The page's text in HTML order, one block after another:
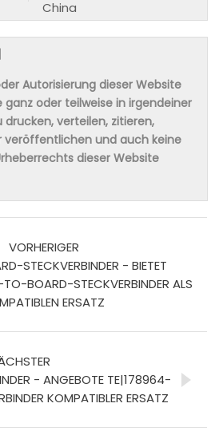
China
Autorisierung dieser Website
oder teilweise in irgendeiner
verteilen, zitieren,
veröffentlichen und auch keine
dieser Website
VORHERIGER
STECKVERBINDER - BIETET
BOARD-STECKVERBINDER ALS
ERSATZ
- ANGEBOTE TE|178964-
KOMPATIBLER ERSATZ